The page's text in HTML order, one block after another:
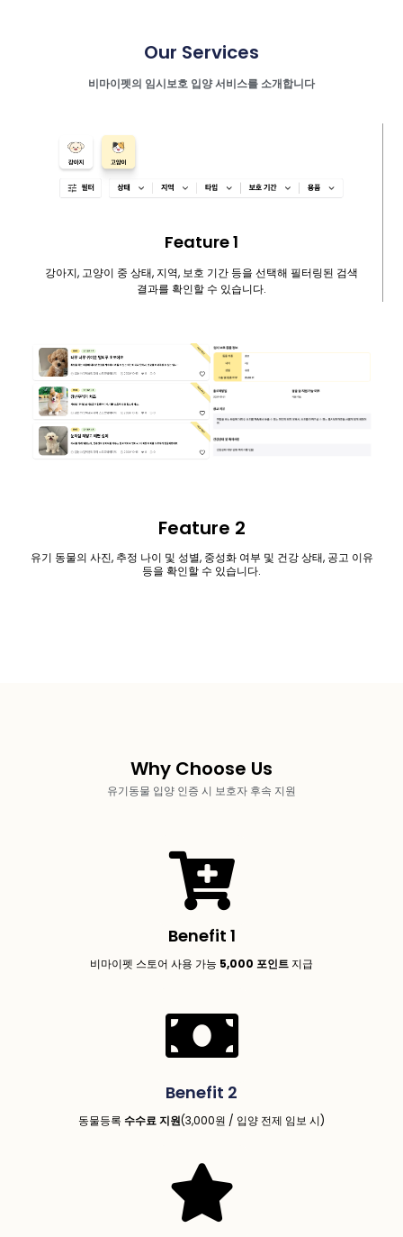
Our Services
비마이펫의 임시보호 입양 서비스를 소개합니다
Feature 1
강아지, 고양이 중 상태, 지역, 보호 기간 등을 선택해 필터링된 검색
결과를 확인할 수 있습니다.
Feature 2
유기 동물의 사진, 추정 나이 및 성별, 중성화 여부 및 건강 상태, 공고 이유
등을 확인할 수 있습니다.
Why Choose Us
유기동물 입양 인증 시 보호자 후속 지원
Benefit 1
비마이펫 스토어 사용 가능 5,000 포인트 지급
Benefit 2
동물등록 수수료 지원(3,000원 / 입양 전제 임보 시)